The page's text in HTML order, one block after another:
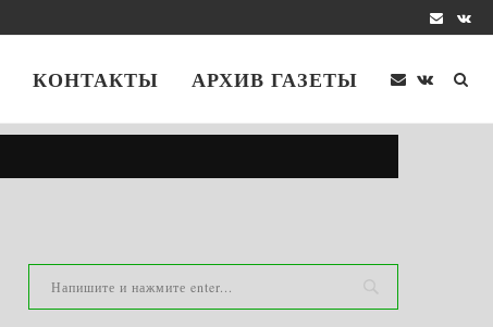
КОНТАКТЫ АРХИВ ГАЗЕТЫ